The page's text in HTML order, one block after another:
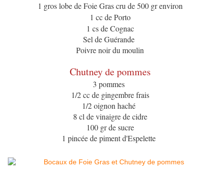
1 gros lobe de Foie Gras cru de 500 gr environ
1 cc de Porto
1 cs de Cognac
Sel de Guérande
Poivre noir du moulin
Chutney de pommes
3 pommes
1/2 cc de gingembre frais
1/2 oignon haché
8 cl de vinaigre de cidre
100 gr de sucre
1 pincée de piment d'Espelette